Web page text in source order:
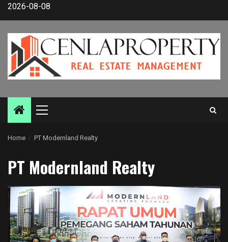
Skip2026-08-08
Primary
Home PT Modernland Realty
PT Modernland Realty